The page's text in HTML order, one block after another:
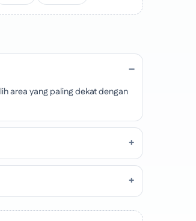
area yang paling dekat dengan